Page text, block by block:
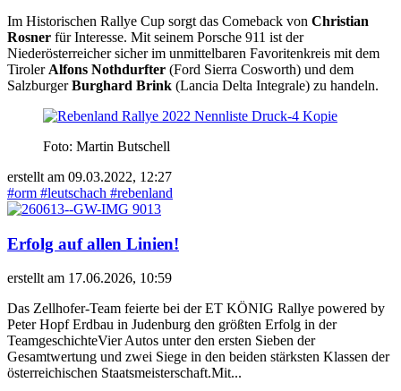
Im Historischen Rallye Cup sorgt das Comeback von Christian
Rosner für Interesse. Mit seinem Porsche 911 ist der
Niederösterreicher sicher im unmittelbaren Favoritenkreis mit dem
Tiroler Alfons Nothdurfter (Ford Sierra Cosworth) und dem
SalzburgerBurghard Brink (Lancia Delta Integrale) zu handeln.
Foto: Martin Butschell
erstellt am 09.03.2022, 12:27
#orm #leutschach #rebenland
Erfolg auf allen Linien!
erstellt am 17.06.2026, 10:59
Das Zellhofer-Team feierte bei der ET KÖNIG Rallye powered by
Peter Hopf Erdbau in Judenburg den größten Erfolg in der
TeamgeschichteVier Autos unter den ersten Sieben der
Gesamtwertung und zwei Siege in den beiden stärksten Klassen der
österreichischen Staatsmeisterschaft.Mit...